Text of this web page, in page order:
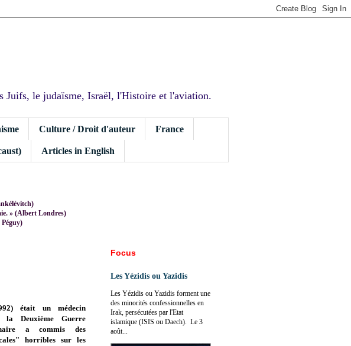
Juifs, le judaïsme, Israël, l'Histoire et l'aviation.
Culture / Droit d'auteur France
Articles in English
» (Albert Londres)
était un médecin
la Deuxième Guerre
a commis des
horribles sur les
Focus
Les Yézidis ou Yazidis
Les Yézidis ou Yazidis forment une
des minorités confessionnelles en
Irak, persécutées par l'Etat
islamique (ISIS ou Daech). Le 3
août...